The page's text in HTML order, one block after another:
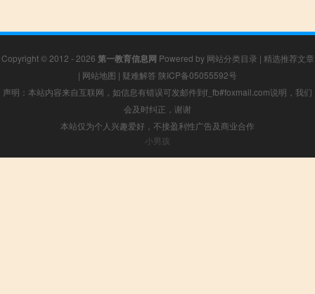
Copyright © 2012 - 2026 第一教育信息网 Powered by 网站分类目录 | 精选推荐文章
| 网站地图 | 疑难解答 陕ICP备05055592号
声明：本站内容来自互联网，如信息有错误可发邮件到f_fb#foxmail.com说明，我们
会及时纠正，谢谢
本站仅为个人兴趣爱好，不接盈利性广告及商业合作
小男孩